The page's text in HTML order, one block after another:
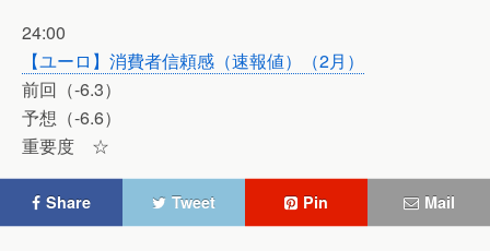
24:00
【ユーロ】消費者信頼感（速報値）（2月）
前回（-6.3）
予想（-6.6）
重要度 ☆
Share Tweet Pin Mail